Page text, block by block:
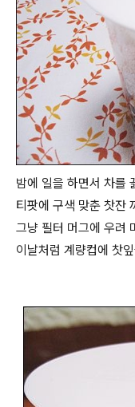
밤에 일을 하면서 차를
티팟에 구색 맞춘 찻잔
그냥 필터 머그에 우려
이날처럼 계량컵에 찻